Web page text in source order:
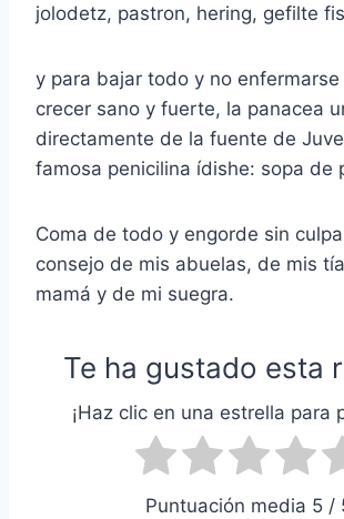
jolodetz, pastron, hering, gefilte
y para bajar todo y no enfermarse
crecer sano y fuerte, la panacea
directamente de la fuente de
famosa penicilina ídishe: sopa de
Coma de todo y engorde sin
consejo de mis abuelas, de mis
mamá y de mi suegra.
Te ha gustado esta
¡Haz clic en una estrella para
Puntuación media 5 /